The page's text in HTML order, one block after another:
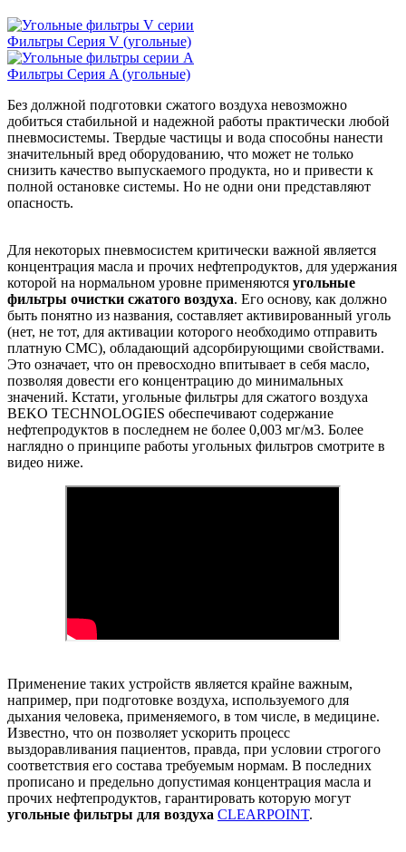
Фильтры Серия V (угольные)
Фильтры Серия A (угольные)
Без должной подготовки сжатого воздуха невозможно
добиться стабильной и надежной работы практически любой
пневмосистемы. Твердые частицы и вода способны нанести
значительный вред оборудованию, что может не только
снизить качество выпускаемого продукта, но и привести к
полной остановке системы. Но не одни они представляют
опасность.
Для некоторых пневмосистем критически важной является
концентрация масла и прочих нефтепродуктов, для удержания
которой на нормальном уровне применяются угольные
фильтры очистки сжатого воздуха. Его основу, как должно
быть понятно из названия, составляет активированный уголь
(нет, не тот, для активации которого необходимо отправить
платную СМС), обладающий адсорбирующими свойствами.
Это означает, что он превосходно впитывает в себя масло,
позволяя довести его концентрацию до минимальных
значений. Кстати, угольные фильтры для сжатого воздуха
BEKO TECHNOLOGIES обеспечивают содержание
нефтепродуктов в последнем не более 0,003 мг/м3. Более
наглядно о принципе работы угольных фильтров смотрите в
видео ниже.
Применение таких устройств является крайне важным,
например, при подготовке воздуха, используемого для
дыхания человека, применяемого, в том числе, в медицине.
Известно, что он позволяет ускорить процесс
выздоравливания пациентов, правда, при условии строгого
соответствия его состава требуемым нормам. В последних
прописано и предельно допустимая концентрация масла и
прочих нефтепродуктов, гарантировать которую могут
угольные фильтры для воздуха CLEARPOINT.